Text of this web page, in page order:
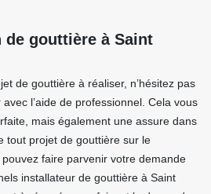
gouttière à Saint
de gouttière à réaliser, n’hésitez pas
l’aide de professionnel. Cela vous
mais également une assure dans
tout projet de gouttière sur le
faire parvenir votre demande
installateur de gouttière à Saint